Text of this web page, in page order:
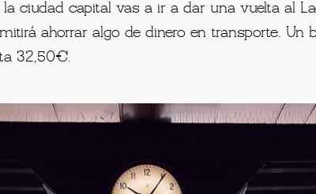
ciudad capital vas a ir a dar una vuelta al
ahorrar algo de dinero en transporte. Un
32,50€.